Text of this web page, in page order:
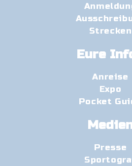
Strecken
Eure
Anreise
Expo
Pocket
Presse